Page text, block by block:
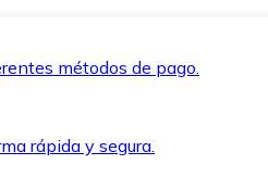
métodos de pago.
rápida y segura.